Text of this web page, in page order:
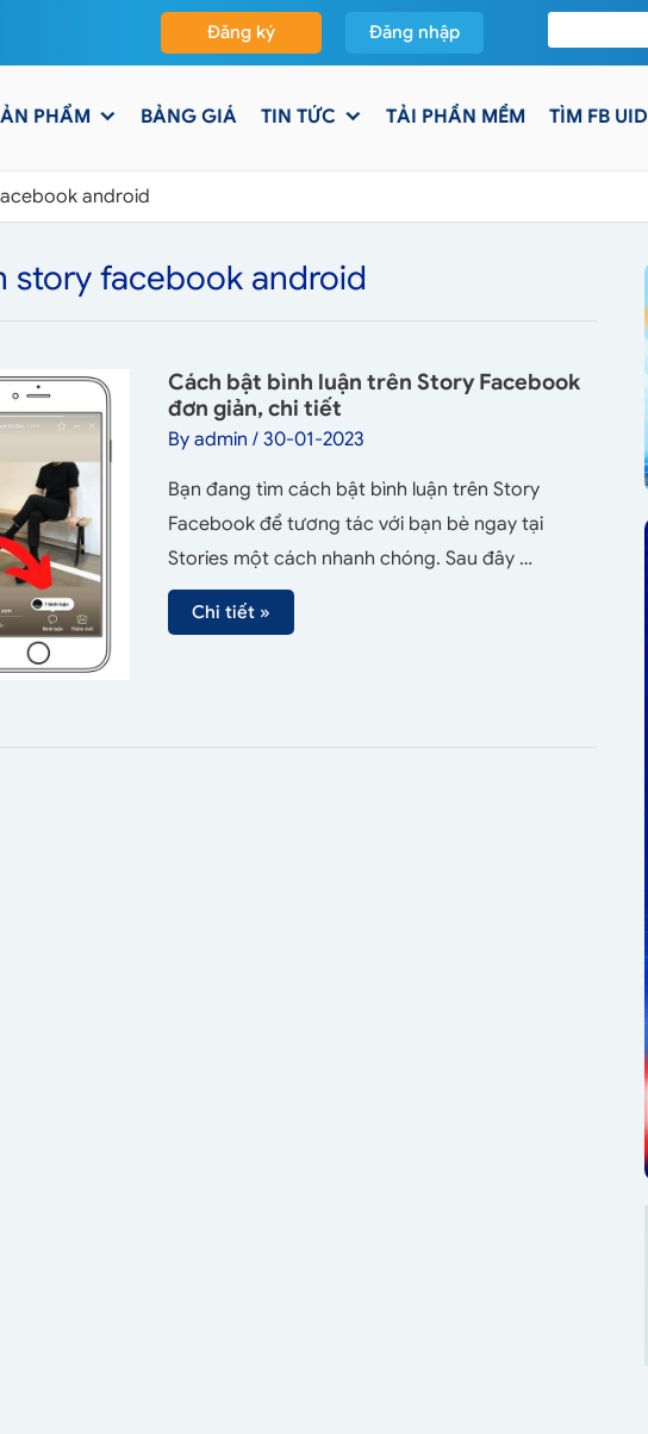
Đăng ký Đăng nhập
PHẨM BẢNG GIÁ TIN TỨC TẢI PHẦN MỀM TÌM FB UID
android
story facebook android
Cách bật bình luận trên Story Facebook
đơn giản, chi tiết
By admin / 30-01-2023
Bạn đang tìm cách bật bình luận trên Story
Facebook để tương tác với bạn bè ngay tại
Stories một cách nhanh chóng. Sau đây …
Chi tiết »